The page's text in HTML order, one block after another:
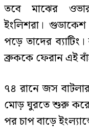
তবে মাঝের
ইংলিশরা। গুডাকেশ
পড়ে তাদের
ব্রুককে ফেরান এই
৭৪ রানে জস
মোড় ঘুরতে শুরু
পর চাপ বাড়ে